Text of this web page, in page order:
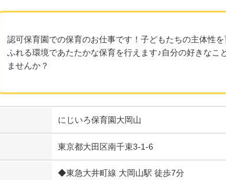
認可保育園での保育のお仕事です！子どもたちの主体性
ふれる環境であたたかな保育を行えます♪自分の好きなこ
ませんか？
にじいろ保育園大岡山
東京都大田区南千束3-1-6
◆東急大井町線 大岡山駅 徒歩7分